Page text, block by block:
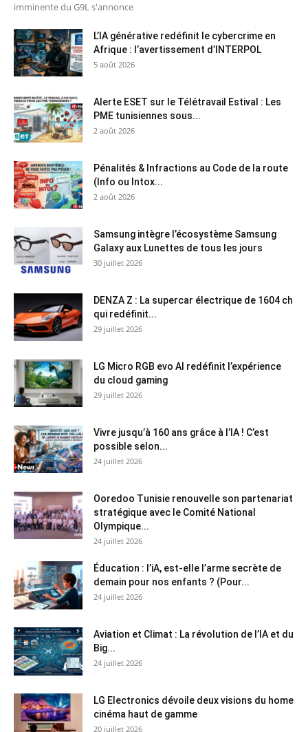
imminente du G9L s'annonce
L’IA générative redéfinit le cybercrime en
Afrique : l’avertissement d’INTERPOL
5 août 2026
Alerte ESET sur le Télétravail Estival : Les
PME tunisiennes sous...
2 août 2026
Pénalités & Infractions au Code de la route
(Info ou Intox...
2 août 2026
Samsung intègre l’écosystème Samsung
Galaxy aux Lunettes de tous les jours
30 juillet 2026
DENZA Z : La supercar électrique de 1604 ch
qui redéfinit...
29 juillet 2026
LG Micro RGB evo AI redéfinit l’expérience
du cloud gaming
29 juillet 2026
Vivre jusqu’à 160 ans grâce à l’IA ! C’est
possible selon...
24 juillet 2026
Ooredoo Tunisie renouvelle son partenariat
stratégique avec le Comité National
Olympique...
24 juillet 2026
Éducation : l’iA, est-elle l’arme secrète de
demain pour nos enfants ? (Pour...
24 juillet 2026
Aviation et Climat : La révolution de l’IA et du
Big...
24 juillet 2026
LG Electronics dévoile deux visions du home
cinéma haut de gamme
20 juillet 2026